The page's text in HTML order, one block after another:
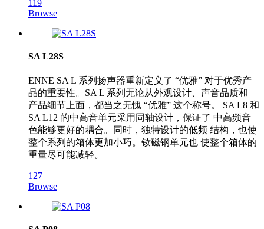
119
Browse
SA L28S
ENNE SA L 系列扬声器重新定义了 “优雅” 对于优秀产
品的重要性。SA L 系列无论从外观设计、声音品质和
产品细节上面，都当之无愧 “优雅” 这个称号。 SA L8 和
SA L12 的中高音单元采用同轴设计，保证了 中高频音
色能够更好的耦合。同时，独特设计的低频 结构，也使
整个系列的箱体更加小巧。钕磁钢单元也 使整个箱体的
重量尽可能减轻。
127
Browse